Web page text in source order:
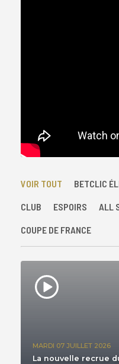
VOIR TOUT BETCLIC
CLUB ESPOIRS ALL
COUPE DE FRANCE
MARDI 07 JUILLET 2026
La nouvelle recrue